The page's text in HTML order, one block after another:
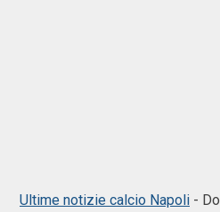
Ultime notizie calcio Napoli -